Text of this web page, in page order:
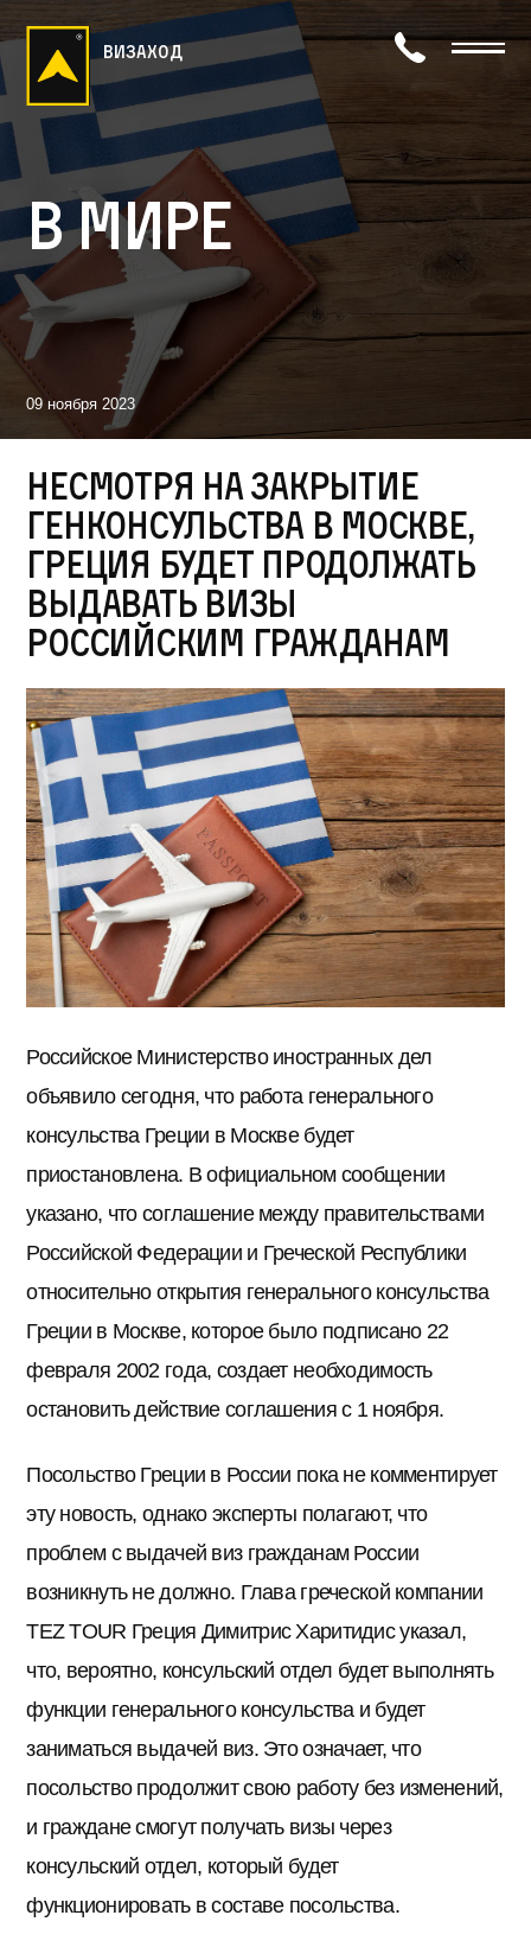
визаход
В мире
09 ноября 2023
Несмотря на закрытие
генконсульства в Москве,
Греция будет продолжать
выдавать визы
российским гражданам
Российское Министерство иностранных дел
объявило сегодня, что работа генерального
консульства Греции в Москве будет
приостановлена. В официальном сообщении
указано, что соглашение между правительствами
Российской Федерации и Греческой Республики
относительно открытия генерального консульства
Греции в Москве, которое было подписано 22
февраля 2002 года, создает необходимость
остановить действие соглашения с 1 ноября.
Посольство Греции в России пока не комментирует
эту новость, однако эксперты полагают, что
проблем с выдачей виз гражданам России
возникнуть не должно. Глава греческой компании
TEZ TOUR Греция Димитрис Харитидис указал,
что, вероятно, консульский отдел будет выполнять
функции генерального консульства и будет
заниматься выдачей виз. Это означает, что
посольство продолжит свою работу без изменений,
и граждане смогут получать визы через
консульский отдел, который будет
функционировать в составе посольства.